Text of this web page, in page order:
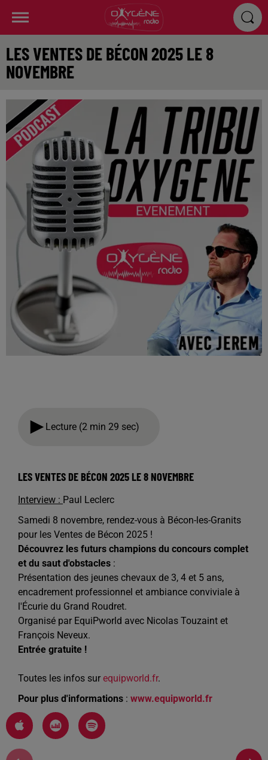
LES VENTES DE BÉCON 2025 LE 8
NOVEMBRE
Lecture (2 min 29 sec)
LES VENTES DE BÉCON 2025 LE 8 NOVEMBRE
Interview : Paul Leclerc
Samedi 8 novembre, rendez-vous à Bécon-les-Granits
pour les Ventes de Bécon 2025 !
Découvrez les futurs champions du concours complet
et du saut d'obstacles :
Présentation des jeunes chevaux de 3, 4 et 5 ans,
encadrement professionnel et ambiance conviviale à
l'Écurie du Grand Roudret.
Organisé par EquiPworld avec Nicolas Touzaint et
François Neveux.
Entrée gratuite !
Toutes les infos sur equipworld.fr.
Pour plus d'informations : www.equipworld.fr